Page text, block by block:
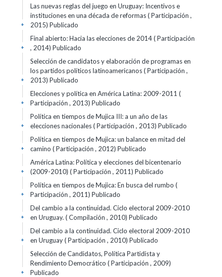
Las nuevas reglas del juego en Uruguay: Incentivos e
instituciones en una década de reformas ( Participación ,
2015) Publicado
+
Final abierto: Hacia las elecciones de 2014 ( Participación
, 2014) Publicado
+
Selección de candidatos y elaboración de programas en
los partidos políticos latinoamericanos ( Participación ,
2013) Publicado
+
Elecciones y política en América Latina: 2009-2011 (
Participación , 2013) Publicado
+
Política en tiempos de Mujica III: a un año de las
elecciones nacionales ( Participación , 2013) Publicado
+
Política en tiempos de Mujica: un balance en mitad del
camino ( Participación , 2012) Publicado
+
América Latina: Política y elecciones del bicentenario
(2009-2010) ( Participación , 2011) Publicado
+
Política en tiempos de Mujica: En busca del rumbo (
Participación , 2011) Publicado
+
Del cambio a la continuidad. Ciclo electoral 2009-2010
en Uruguay. ( Compilación , 2010) Publicado
+
Del cambio a la continuidad. Ciclo electoral 2009-2010
en Uruguay ( Participación , 2010) Publicado
+
Selección de Candidatos, Política Partidista y
Rendimiento Democrático ( Participación , 2009)
Publicado
+